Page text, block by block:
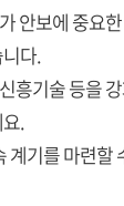
안보에 중요
다.
흥기술 등을
.
계기를 마련할